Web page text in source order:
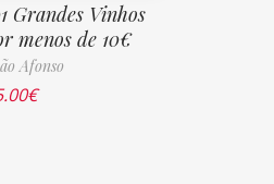
Grandes Vinhos
menos de 10€
Afonso
€